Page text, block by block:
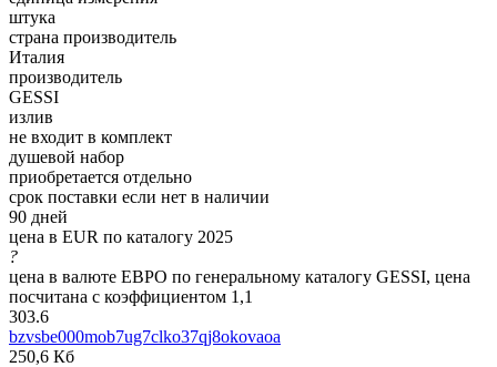
штука
страна производитель
Италия
производитель
GESSI
излив
не входит в комплект
душевой набор
приобретается отдельно
срок поставки если нет в наличии
90 дней
цена в EUR по каталогу 2025
?
цена в валюте ЕВРО по генеральному каталогу GESSI, цена
посчитана с коэффициентом 1,1
303.6
bzvsbe000mob7ug7clko37qj8okovaoa
250,6 Кб